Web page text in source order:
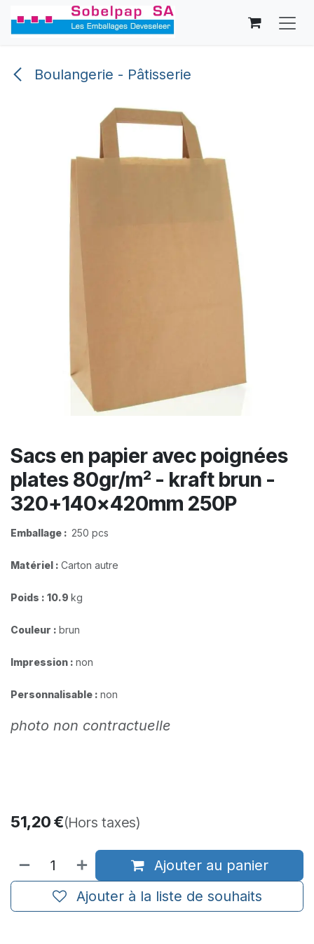
Se rendre au contenu
Boulangerie - Pâtisserie
Sacs en papier avec poignées
plates 80gr/m² - kraft brun -
320+140x420mm 250P
Emballage : 250 pcs
Matériel : Carton autre
Poids : 10.9 kg
Couleur : brun
Impression : non
Personnalisable : non
photo non contractuelle
51,20€(Hors taxes)
Ajouter au panier
Ajouter à la liste de souhaits